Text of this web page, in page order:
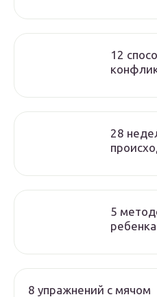
12
28
5
8 упражнений с мячом